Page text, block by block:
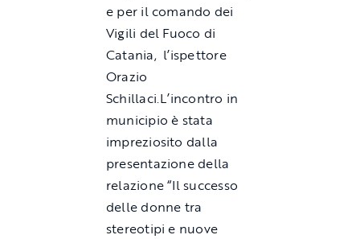
e per il comando dei
Vigili del Fuoco di
Catania, l’ispettore
Orazio
Schillaci.L’incontro in
municipio è stata
impreziosito dalla
presentazione della
relazione “Il successo
delle donne tra
stereotipi e nuove